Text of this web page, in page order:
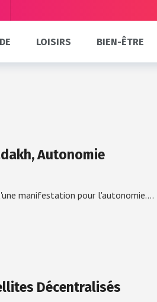
LOISIRS BIEN-ÊTRE
Autonomie
manifestation pour l'autonomie.…
Décentralisés